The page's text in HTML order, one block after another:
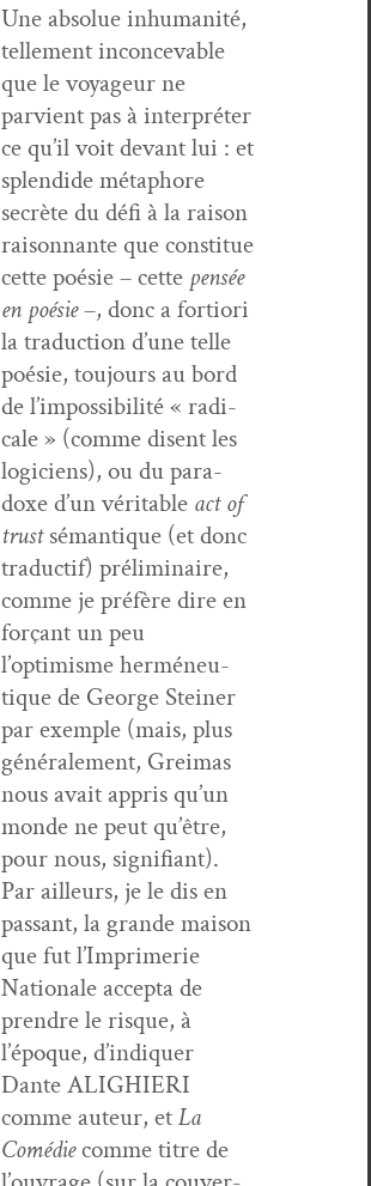
Une absolue inhu­man­ité,
telle­ment incon­cev­able
que le voyageur ne
parvient pas à inter­préter
ce qu’il voit devant lui : et
splen­dide métaphore
secrète du défi à la rai­son
raison­nante que con­stitue
cette poésie – cette pen­sée
en poésie–, donc a for­tiori
la tra­duc­tion d’une telle
poésie, tou­jours au bord
de l’impossibilité « rad­i­
cale » (comme dis­ent les
logi­ciens), ou du para­
doxe d’un véri­ta­ble act of
trustséman­tique (et donc
tra­duc­tif) prélim­i­naire,
comme je préfère dire en
forçant un peu
l’optimisme her­méneu­
tique de George Stein­er
par exem­ple (mais, plus
générale­ment, Greimas
nous avait appris qu’un
monde ne peut qu’être,
pour nous, sig­nifi­ant).
Par ailleurs, je le dis en
pas­sant, la grande mai­son
que fut l’Imprimerie
Nationale accep­ta de
pren­dre le risque, à
l’époque, d’indiquer
Dante ALIGHIERI
comme auteur, etLa
Comédiecomme titre de